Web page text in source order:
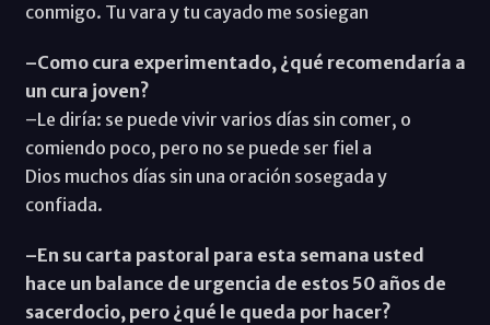
conmigo. Tu vara y tu cayado me sosiegan
–Como cura experimentado, ¿qué recomendaría a
un cura joven?
–Le diría: se puede vivir varios días sin comer, o
comiendo poco, pero no se puede ser fiel a
Dios muchos días sin una oración sosegada y
confiada.
–En su carta pastoral para esta semana usted
hace un balance de urgencia de estos 50 años de
sacerdocio, pero ¿qué le queda por hacer?